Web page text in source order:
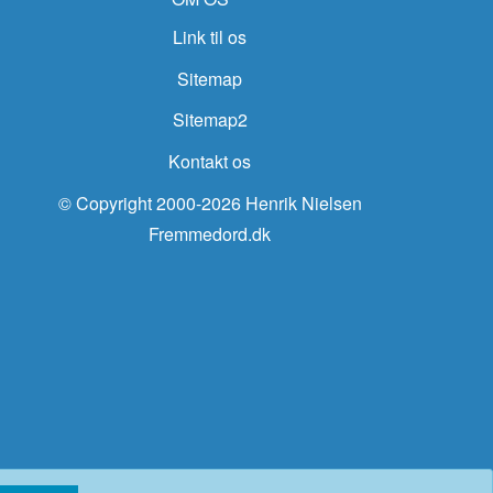
Link til os
Sitemap
Sitemap2
Kontakt os
© Copyright 2000-2026 Henrik Nielsen
Fremmedord.dk